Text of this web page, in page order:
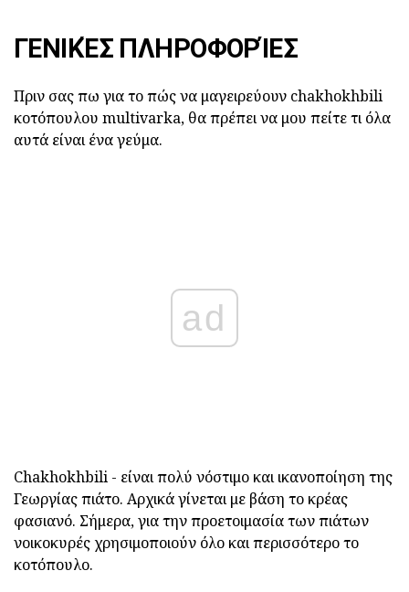
ΓΕΝΙΚΈΣ ΠΛΗΡΟΦΟΡΊΕΣ
Πριν σας πω για το πώς να μαγειρεύουν chakhokhbili
κοτόπουλου multivarka, θα πρέπει να μου πείτε τι όλα
αυτά είναι ένα γεύμα.
ad
Chakhokhbili - είναι πολύ νόστιμο και ικανοποίηση της
Γεωργίας πιάτο. Αρχικά γίνεται με βάση το κρέας
φασιανό. Σήμερα, για την προετοιμασία των πιάτων
νοικοκυρές χρησιμοποιούν όλο και περισσότερο το
κοτόπουλο.